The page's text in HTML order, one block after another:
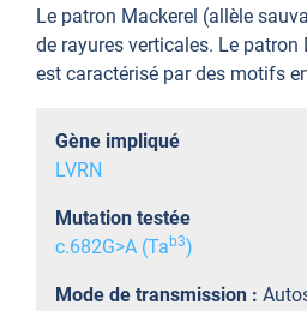
Le patron Mackerel (allèle
de rayures verticales. Le patron
est caractérisé par des motifs
Gène impliqué
LVRN
Mutation testée
c.682G>A (Ta b3)
Mode de transmission :